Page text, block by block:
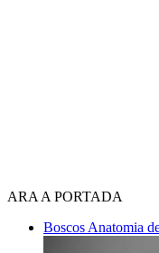
ARA A PORTADA
Boscos Anatomia